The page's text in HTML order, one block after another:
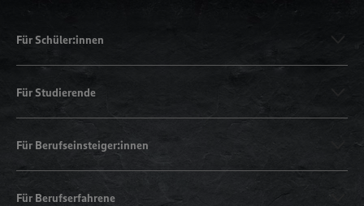
Für Schüler:innen
Für Studierende
Für Berufseinsteiger:innen
Für Berufserfahrene